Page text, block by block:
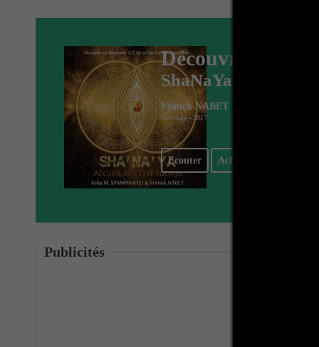
Découvrez
ShaNaYa
Franck NABET
New Age - 2017
Ecouter Acheter
Publicités